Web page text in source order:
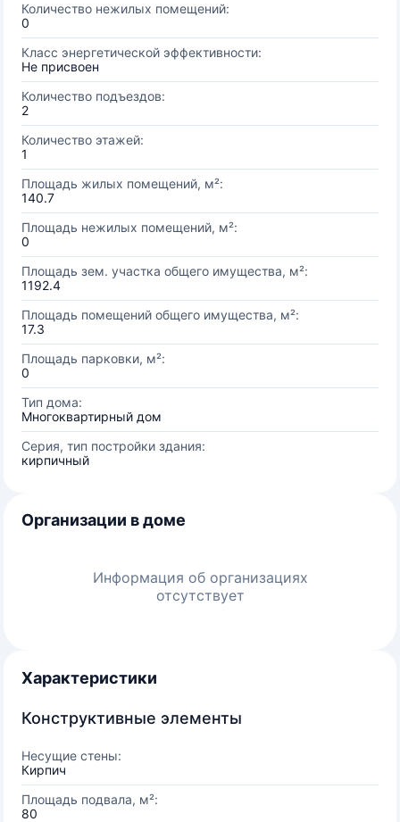
Количество нежилых помещений:
0
Класс энергетической эффективности:
Не присвоен
Количество подъездов:
2
Количество этажей:
1
Площадь жилых помещений, м²:
140.7
Площадь нежилых помещений, м²:
0
Площадь зем. участка общего имущества, м²:
1192.4
Площадь помещений общего имущества, м²:
17.3
Площадь парковки, м²:
0
Тип дома:
Многоквартирный дом
Серия, тип постройки здания:
кирпичный
Организации в доме
Информация об организациях
отсутствует
Характеристики
Конструктивные элементы
Несущие стены:
Кирпич
Площадь подвала, м²:
80